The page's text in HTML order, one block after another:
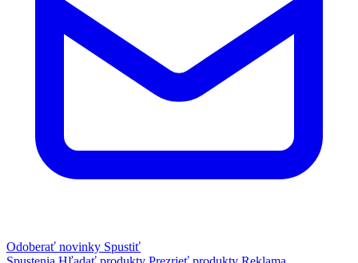
Odoberať novinky Spustiť